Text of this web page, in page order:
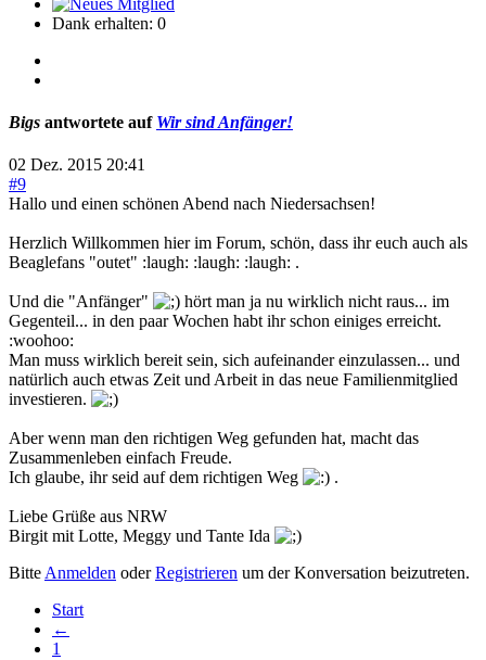
Dank erhalten: 0
Bigs antwortete auf Wir sind Anfänger!
02 Dez. 2015 20:41
#9
Hallo und einen schönen Abend nach Niedersachsen!
Herzlich Willkommen hier im Forum, schön, dass ihr euch auch als
Beaglefans "outet" :laugh: :laugh: :laugh: .
Und die "Anfänger"
hört man ja nu wirklich nicht raus... im
Gegenteil... in den paar Wochen habt ihr schon einiges erreicht.
:woohoo:
Man muss wirklich bereit sein, sich aufeinander einzulassen... und
natürlich auch etwas Zeit und Arbeit in das neue Familienmitglied
investieren.
Aber wenn man den richtigen Weg gefunden hat, macht das
Zusammenleben einfach Freude.
Ich glaube, ihr seid auf dem richtigen Weg
.
Liebe Grüße aus NRW
Birgit mit Lotte, Meggy und Tante Ida
BitteAnmelden oderRegistrieren um der Konversation beizutreten.
Start
←
1